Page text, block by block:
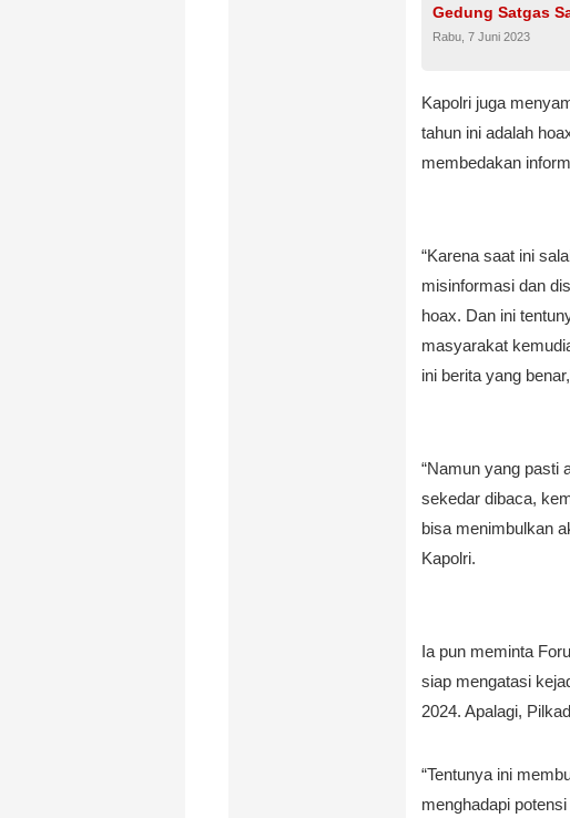
Gedung Satgas
Rabu, 7 Juni 2023
Kapolri juga
tahun ini adalah
membedakan
“Karena saat ini
misinformasi dan
hoax. Dan ini
masyarakat
ini berita yang
“Namun yang pasti
sekedar dibaca,
bisa menimbulkan
Kapolri.
Ia pun meminta
siap mengatasi
2024. Apalagi,
“Tentunya ini
menghadapi